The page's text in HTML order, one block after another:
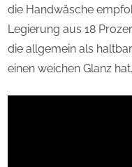
die Handwäsche
Legierung aus 18
die allgemein als
einen weichen Glanz hat.